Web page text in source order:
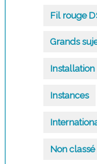
Fil rouge
Grands
Installation
Instances
Non classé